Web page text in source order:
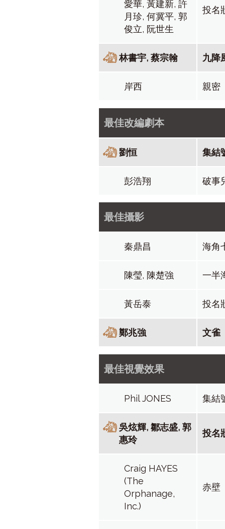
愛華, 黃建新, 許
月珍, 何冀平, 郭
俊立, 阮世生
投名
林書宇, 蔡宗翰 九降
岸西 親密
最佳改編劇本
劉恒 集結
彭浩翔 破事
最佳攝影
秦鼎昌 海角
陳瑩, 陳楚強 一半
黃岳泰 投名
鄭兆強 文雀
最佳視覺效果
Phil JONES 集結
吳炫輝, 鄒志盛, 郭
惠玲
投名
Craig HAYES
(The
Orphanage,
Inc.)
赤壁